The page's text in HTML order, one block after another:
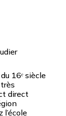
16ᵉ siècle
direct
l’école